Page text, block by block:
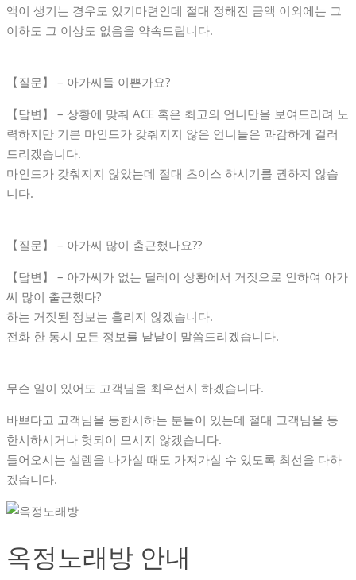
액이 생기는 경우도 있기마련인데 절대 정해진 금액 이외에는 그
이하도 그 이상도 없음을 약속드립니다.
【질문】 – 아가씨들 이쁜가요?
【답변】 – 상황에 맞춰 ACE 혹은 최고의 언니만을 보여드리려 노
력하지만 기본 마인드가 갖춰지지 않은 언니들은 과감하게 걸러
드리겠습니다.
마인드가 갖춰지지 않았는데 절대 초이스 하시기를 권하지 않습
니다.
【질문】 – 아가씨 많이 출근했나요??
【답변】 – 아가씨가 없는 딜레이 상황에서 거짓으로 인하여 아가
씨 많이 출근했다?
하는 거짓된 정보는 흘리지 않겠습니다.
전화 한 통시 모든 정보를 낱낱이 말씀드리겠습니다.
무슨 일이 있어도 고객님을 최우선시 하겠습니다.
바쁘다고 고객님을 등한시하는 분들이 있는데 절대 고객님을 등
한시하시거나 헛되이 모시지 않겠습니다.
들어오시는 설렘을 나가실 때도 가져가실 수 있도록 최선을 다하
겠습니다.
옥정노래방 안내